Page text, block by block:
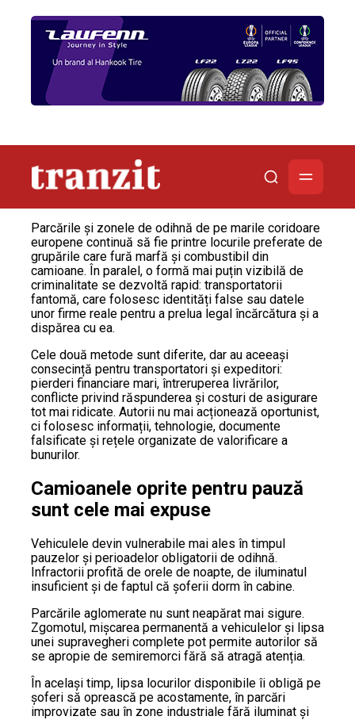
Parcările și zonele de odihnă de pe marile coridoare
europene continuă să fie printre locurile preferate de
grupările care fură marfă și combustibil din
camioane. În paralel, o formă mai puțin vizibilă de
criminalitate se dezvoltă rapid: transportatorii
fantomă, care folosesc identități false sau datele
unor firme reale pentru a prelua legal încărcătura și a
dispărea cu ea.
Cele două metode sunt diferite, dar au aceeași
consecință pentru transportatori și expeditori:
pierderi financiare mari, întreruperea livrărilor,
conflicte privind răspunderea și costuri de asigurare
tot mai ridicate. Autorii nu mai acționează oportunist,
ci folosesc informații, tehnologie, documente
falsificate și rețele organizate de valorificare a
bunurilor.
Camioanele oprite pentru pauză
sunt cele mai expuse
Vehiculele devin vulnerabile mai ales în timpul
pauzelor și perioadelor obligatorii de odihnă.
Infractorii profită de orele de noapte, de iluminatul
insuficient și de faptul că șoferii dorm în cabine.
Parcările aglomerate nu sunt neapărat mai sigure.
Zgomotul, mișcarea permanentă a vehiculelor și lipsa
unei supravegheri complete pot permite autorilor să
se apropie de semiremorci fără să atragă atenția.
În același timp, lipsa locurilor disponibile îi obligă pe
șoferi să oprească pe acostamente, în parcări
improvizate sau în zone industriale fără iluminat și